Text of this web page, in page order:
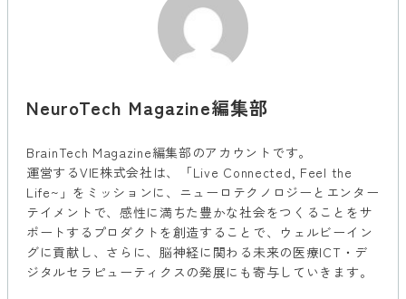
NeuroTech Magazine編集部
BrainTech Magazine編集部のアカウントです。
運営するVIE株式会社は、「Live Connected, Feel the
Life~」をミッションに、ニューロテクノロジーとエンター
テイメントで、感性に満ちた豊かな社会をつくることをサ
ポートするプロダクトを創造することで、ウェルビーイン
グに貢献し、さらに、脳神経に関わる未来の医療ICT・デ
ジタルセラピューティクスの発展にも寄与していきます。